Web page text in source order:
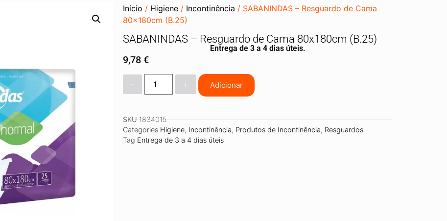
Início / Higiene / Incontinência / SABANINDAS – Resguardo de Cama
80x180cm (B.25)
SABANINDAS – Resguardo de Cama 80x180cm (B.25)
Entrega de 3 a 4 dias úteis.
9,78 €
+ Adicionar
SKU1834015
Categories Higiene, Incontinência, Produtos de Incontinência, Resguardos
Tag Entrega de 3 a 4 dias úteis